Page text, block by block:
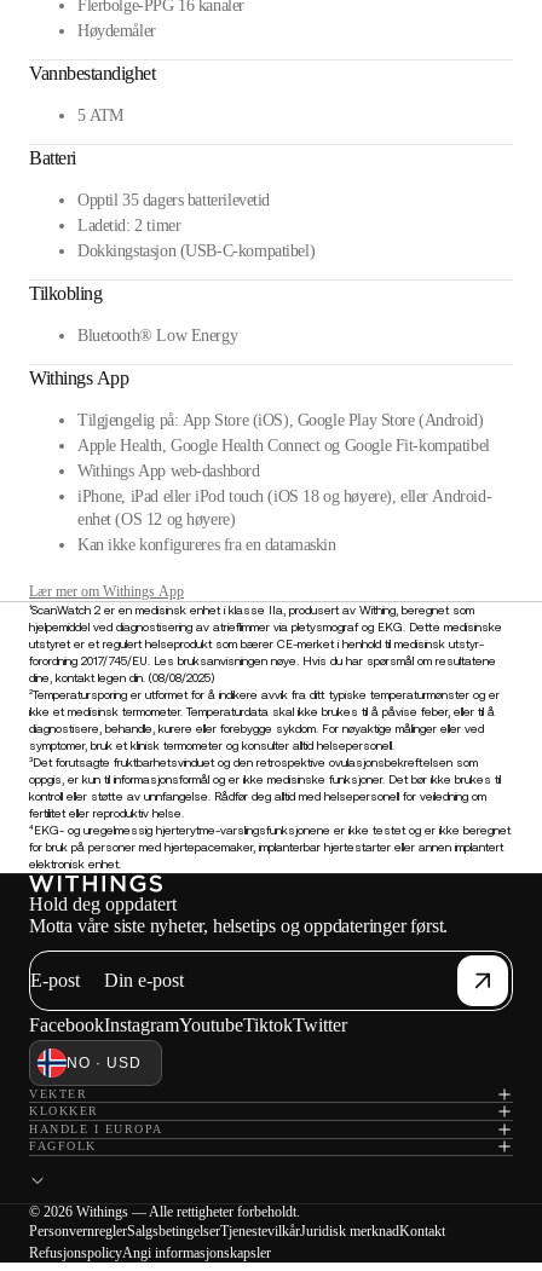
Flerbolge-PPG 16 kanaler
Høydemåler
Vannbestandighet
5 ATM
Batteri
Opptil 35 dagers batterilevetid
Ladetid: 2 timer
Dokkingstasjon (USB-C-kompatibel)
Tilkobling
Bluetooth® Low Energy
Withings App
Tilgjengelig på: App Store (iOS), Google Play Store (Android)
Apple Health, Google Health Connect og Google Fit-kompatibel
Withings App web-dashbord
iPhone, iPad eller iPod touch (iOS 18 og høyere), eller Android-
enhet (OS 12 og høyere)
Kan ikke konfigureres fra en datamaskin
Lær mer om Withings App
¹ScanWatch 2 er en medisinsk enhet i klasse IIa, produsert av Withing, beregnet som
hjelpemiddel ved diagnostisering av atrieflimmer via pletysmograf og EKG. Dette medisinske
utstyret er et regulert helseprodukt som bærer CE-merket i henhold til medisinsk utstyr-
forordning 2017/745/EU. Les bruksanvisningen nøye. Hvis du har spørsmål om resultatene
dine, kontakt legen din. (08/08/2025)
²Temperatursporing er utformet for å indikere avvik fra ditt typiske temperaturmønster og er
ikke et medisinsk termometer. Temperaturdata skal ikke brukes til å påvise feber, eller til å
diagnostisere, behandle, kurere eller forebygge sykdom. For nøyaktige målinger eller ved
symptomer, bruk et klinisk termometer og konsulter alltid helsepersonell.
³Det forutsagte fruktbarhetsvinduet og den retrospektive ovulasjonsbekreftelsen som
oppgis, er kun til informasjonsformål og er ikke medisinske funksjoner. Det bør ikke brukes til
kontroll eller støtte av unnfangelse. Rådfør deg alltid med helsepersonell for veiledning om
fertilitet eller reproduktiv helse.
⁴EKG- og uregelmessig hjerterytme-varslingsfunksjonene er ikke testet og er ikke beregnet
for bruk på personer med hjertepacemaker, implanterbar hjertestarter eller annen implantert
elektronisk enhet.
Hold deg oppdatert
Motta våre siste nyheter, helsetips og oppdateringer først.
E-post
FacebookInstagramYoutubeTiktokTwitter
NO · USD
VEKTER
KLOKKER
HANDLE I EUROPA
FAGFOLK
© 2026 Withings — Alle rettigheter forbeholdt.
PersonvernreglerSalgsbetingelserTjenestevilkårJuridisk merknadKontakt
RefusjonspolicyAngi informasjonskapsler